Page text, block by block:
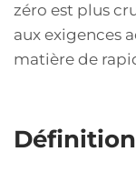
zéro est plus
aux exigences
matière de